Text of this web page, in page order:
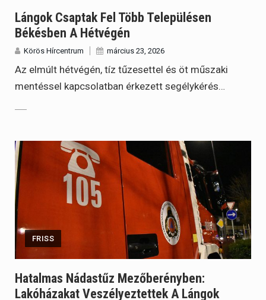
Lángok Csaptak Fel Több Településen
Békésben A Hétvégén
Körös Hírcentrum március 23, 2026
Az elmúlt hétvégén, tíz tűzesettel és öt műszaki
mentéssel kapcsolatban érkezett segélykérés…
FRISS
Hatalmas Nádastűz Mezőberényben:
Lakóházakat Veszélyeztettek A Lángok